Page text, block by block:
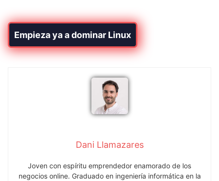
Empieza ya a dominar Linux
Dani Llamazares
Joven con espíritu emprendedor enamorado de los
negocios online. Graduado en ingeniería informática en la